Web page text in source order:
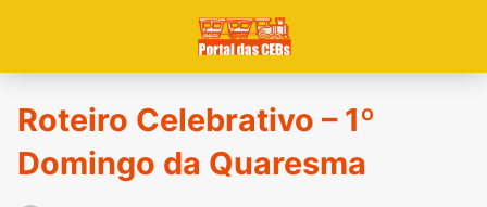
Roteiro Celebrativo – 1º
Domingo da Quaresma